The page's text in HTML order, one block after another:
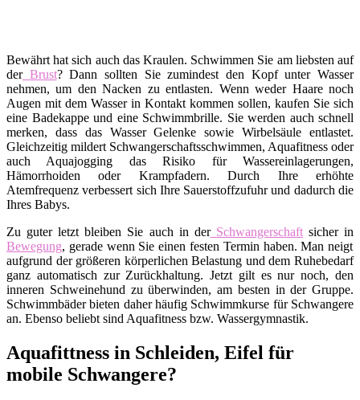
Bewährt hat sich auch das Kraulen. Schwimmen Sie am liebsten auf
derBrust? Dann sollten Sie zumindest den Kopf unter Wasser
nehmen, um den Nacken zu entlasten. Wenn weder Haare noch
Augen mit dem Wasser in Kontakt kommen sollen, kaufen Sie sich
eine Badekappe und eine Schwimmbrille. Sie werden auch schnell
merken, dass das Wasser Gelenke sowie Wirbelsäule entlastet.
Gleichzeitig mildert Schwangerschaftsschwimmen, Aquafitness oder
auch Aquajogging das Risiko für Wassereinlagerungen,
Hämorrhoiden oder Krampfadern. Durch Ihre erhöhte
Atemfrequenz verbessert sich Ihre Sauerstoffzufuhr und dadurch die
Ihres Babys.
Zu guter letzt bleiben Sie auch in derSchwangerschaftsicher in
Bewegung, gerade wenn Sie einen festen Termin haben. Man neigt
aufgrund der größeren körperlichen Belastung und dem Ruhebedarf
ganz automatisch zur Zurückhaltung. Jetzt gilt es nur noch, den
inneren Schweinehund zu überwinden, am besten in der Gruppe.
Schwimmbäder bieten daher häufig Schwimmkurse für Schwangere
an. Ebenso beliebt sind Aquafitness bzw. Wassergymnastik.
Aquafittness in Schleiden, Eifel für
mobile Schwangere?